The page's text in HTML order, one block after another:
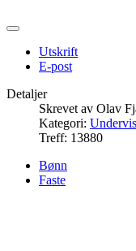
Utskrift
E-post
Detaljer
Skrevet av Olav
Kategori:
Treff: 13880
Bønn
Faste